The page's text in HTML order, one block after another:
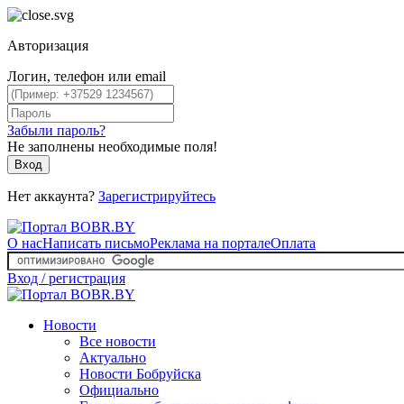
Авторизация
Логин, телефон или email
Забыли пароль?
Не заполнены необходимые поля!
Вход
Нет аккаунта? Зарегистрируйтесь
О насНаписать письмоРеклама на порталеОплата
Вход / регистрация
Новости
Все новости
Актуально
Новости Бобруйска
Официально